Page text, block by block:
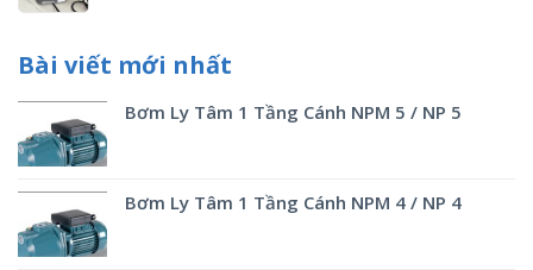
Bài viết mới nhất
Bơm Ly Tâm 1 Tầng Cánh NPM 5 / NP 5
Bơm Ly Tâm 1 Tầng Cánh NPM 4 / NP 4